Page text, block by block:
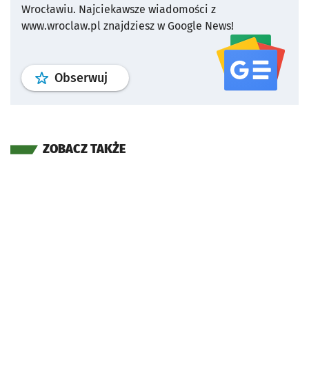
Wrocławiu. Najciekawsze wiadomości z
www.wroclaw.pl znajdziesz w Google News!
Obserwuj profil serwisu
ZOBACZ TAKŻE